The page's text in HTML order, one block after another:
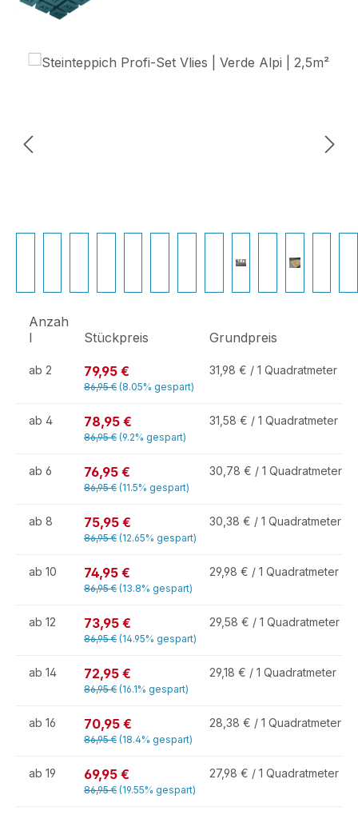
Anzah
l
Stückpreis Grundpreis
ab 2 79,95 €
86,95 € (8.05% gespart)
31,98 € / 1 Quadratmeter
ab 4 78,95 €
86,95 € (9.2% gespart)
31,58 € / 1 Quadratmeter
ab 6 76,95 €
86,95 € (11.5% gespart)
30,78 € / 1 Quadratmeter
ab 8 75,95 €
86,95 € (12.65% gespart)
30,38 € / 1 Quadratmeter
ab 10 74,95 €
86,95 € (13.8% gespart)
29,98 € / 1 Quadratmeter
ab 12 73,95 €
86,95 € (14.95% gespart)
29,58 € / 1 Quadratmeter
ab 14 72,95 €
86,95 € (16.1% gespart)
29,18 € / 1 Quadratmeter
ab 16 70,95 €
86,95 € (18.4% gespart)
28,38 € / 1 Quadratmeter
ab 19 69,95 €
86,95 € (19.55% gespart)
27,98 € / 1 Quadratmeter